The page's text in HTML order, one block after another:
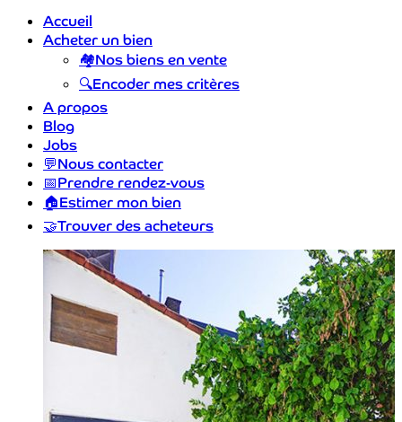
Accueil
Acheter un bien
🏘️Nos biens en vente
🔍Encoder mes critères
A propos
Blog
Jobs
💬Nous contacter
📅Prendre rendez-vous
🏠Estimer mon bien
🤝Trouver des acheteurs